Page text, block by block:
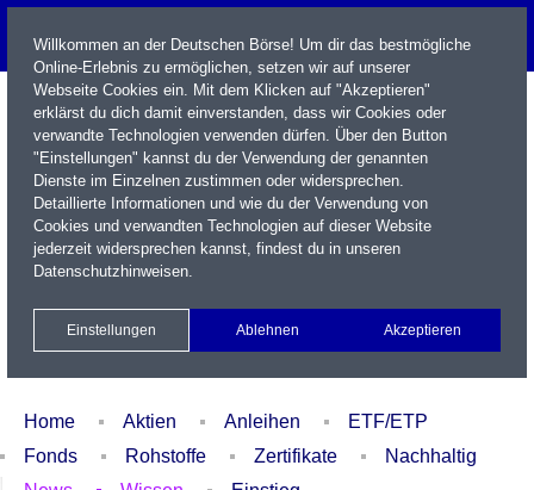
Name / WKN / ISIN / Kürzel
Xetra Realtime
Watchlist Portfolio Login
Home Aktien Anleihen
ETF/ETP
Fonds
Rohstoffe Zertifikate
Nachhaltig
Willkommen an der Deutschen Börse! Um dir das bestmögliche
Online-Erlebnis zu ermöglichen, setzen wir auf unserer
Webseite Cookies ein. Mit dem Klicken auf "Akzeptieren"
erklärst du dich damit einverstanden, dass wir Cookies oder
verwandte Technologien verwenden dürfen. Über den Button
"Einstellungen" kannst du der Verwendung der genannten
Dienste im Einzelnen zustimmen oder widersprechen.
Detaillierte Informationen und wie du der Verwendung von
Cookies und verwandten Technologien auf dieser Website
jederzeit widersprechen kannst, findest du in unseren
Datenschutzhinweisen.
Einstellungen Ablehnen Akzeptieren